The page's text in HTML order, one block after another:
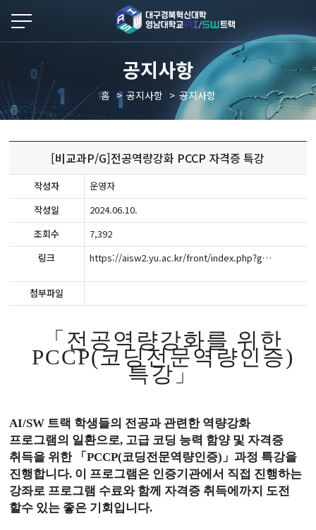
공지사항
홈 공지사항 공지사항
[비교과P/G]전공역량강화 PCCP 자격증 특강
작성자
운영자
작성일
2024.06.10.
조회수
7,392
링크
https://aisw2.yu.ac.kr/front/index.php?g_page=program&m_page=program03&act=lecture_result_view&lgCode=1&leCode=44&cate=&siteCode=TOL&allLec=&bstart=&dateType=&slDateS=&slDateE=
첨부파일
「 전공역량강화를 위한
PCCP(코딩전문역량인증)
특강」
AI/SW 트랙 학생들의 전공과 관련한 역량강화
프로그램의 일환으로, 고급 코딩 능력 함양 및 자격증
취득을 위한
「PCCP(코딩전문역량인증) 」과정 특강을
진행합니다. 이 프로그램은 인증기관에서 직접 진행하는
강좌로 프로그램 수료와 함께 자격증 취득에까지 도전
할수 있는 좋은 기회입니다.